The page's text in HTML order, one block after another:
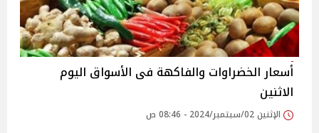
أسعار الخضراوات والفاكهة فى الأسواق‎‎ اليوم
الاثنين
الإثنين 02/سبتمبر/2024 - 08:46 ص